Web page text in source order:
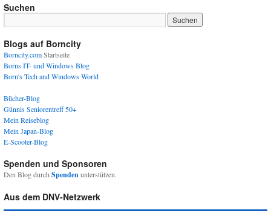
Suchen
Blogs auf Borncity
Borncity.comStartseite
Borns IT- und Windows Blog
Born's Tech and Windows World
Bücher-Blog
Günnis Seniorentreff 50+
Mein Reiseblog
Mein Japan-Blog
E-Scooter-Blog
Spenden und Sponsoren
Den Blog durch Spendenunterstützen.
Aus dem DNV-Netzwerk